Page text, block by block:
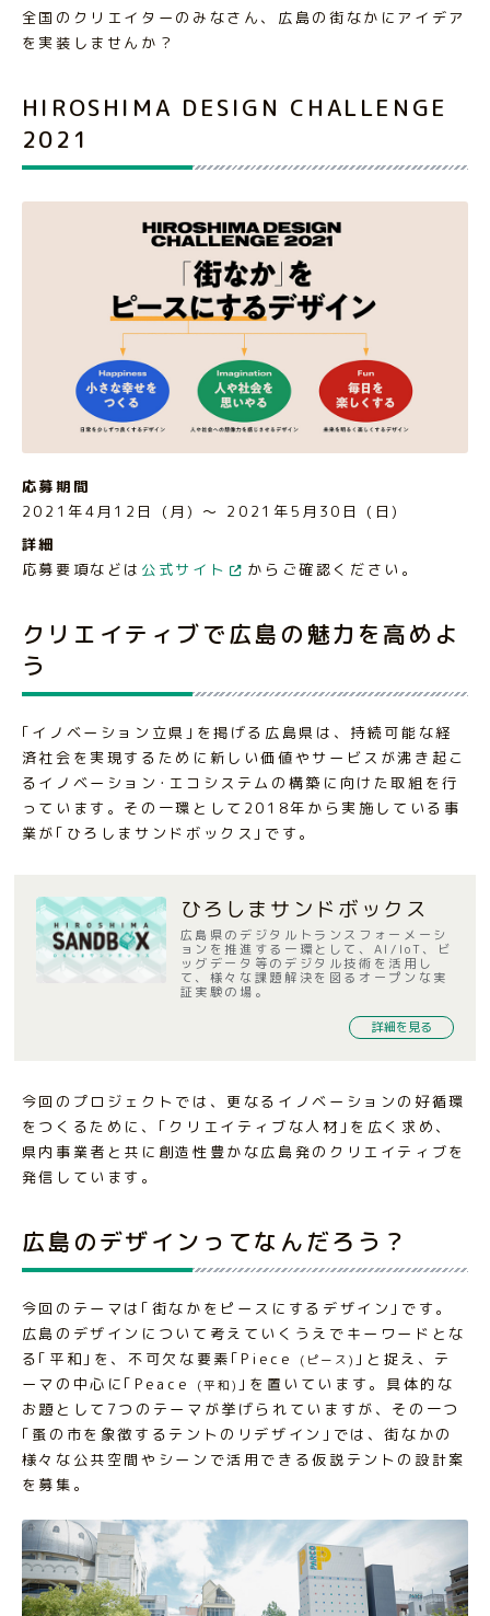
全国のクリエイターのみなさん、広島の街なかにアイデア
を実装しませんか？
HIROSHIMA DESIGN CHALLENGE
2021
応募期間
2021年4月12日 (月) 〜 2021年5月30日 (日)
詳細
応募要項などは 公式サイト からご確認ください。
クリエイティブで広島の魅力を高めよ
う
｢イノベーション立県｣を掲げる広島県は、持続可能な経
済社会を実現するために新しい価値やサービスが沸き起こ
るイノベーション･エコシステムの構築に向けた取組を行
っています。その一環として2018年から実施している事
業が｢ひろしまサンドボックス｣です。
ひろしまサンドボックス
広島県のデジタルトランスフォーメーシ
ョンを推進する一環として、AI/IoT、ビ
ッグデータ等のデジタル技術を活用し
て、様々な課題解決を図るオープンな実
証実験の場。
詳細を見る
今回のプロジェクトでは、更なるイノベーションの好循環
をつくるために、｢クリエイティブな人材｣を広く求め、
県内事業者と共に創造性豊かな広島発のクリエイティブを
発信しています。
広島のデザインってなんだろう？
今回のテーマは｢街なかをピースにするデザイン｣です。
広島のデザインについて考えていくうえでキーワードとな
る｢平和｣を、不可欠な要素｢Piece
(ピース) ｣と捉え、テ
ーマの中心に｢Peace
(平和) ｣を置いています。具体的な
お題として7つのテーマが挙げられていますが、その一つ
｢蚤の市を象徴するテントのリデザイン｣では、街なかの
様々な公共空間やシーンで活用できる仮説テントの設計案
を募集。